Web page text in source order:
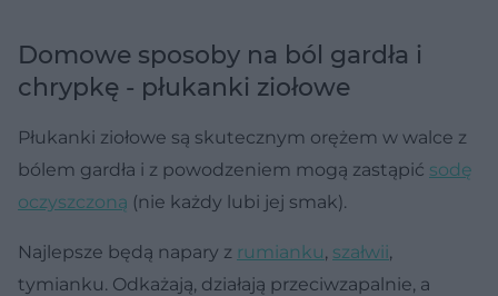
Domowe sposoby na ból gardła i
chrypkę - płukanki ziołowe
Płukanki ziołowe są skutecznym orężem w walce z
bólem gardła i z powodzeniem mogą zastąpić sodę
oczyszczoną (nie każdy lubi jej smak).
Najlepsze będą napary z rumianku, szałwii,
tymianku. Odkażają, działają przeciwzapalnie, a